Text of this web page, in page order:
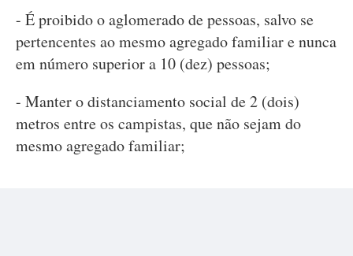
- É proibido o aglomerado de pessoas, salvo se
pertencentes ao mesmo agregado familiar e nunca
em número superior a 10 (dez) pessoas;
- Manter o distanciamento social de 2 (dois)
metros entre os campistas, que não sejam do
mesmo agregado familiar;